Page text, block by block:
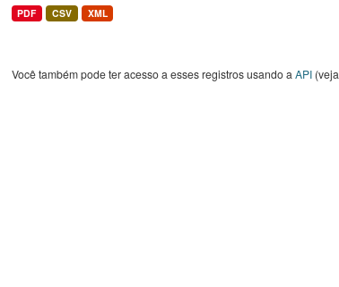
PDF CSV XML
Você também pode ter acesso a esses registros usando a API(veja